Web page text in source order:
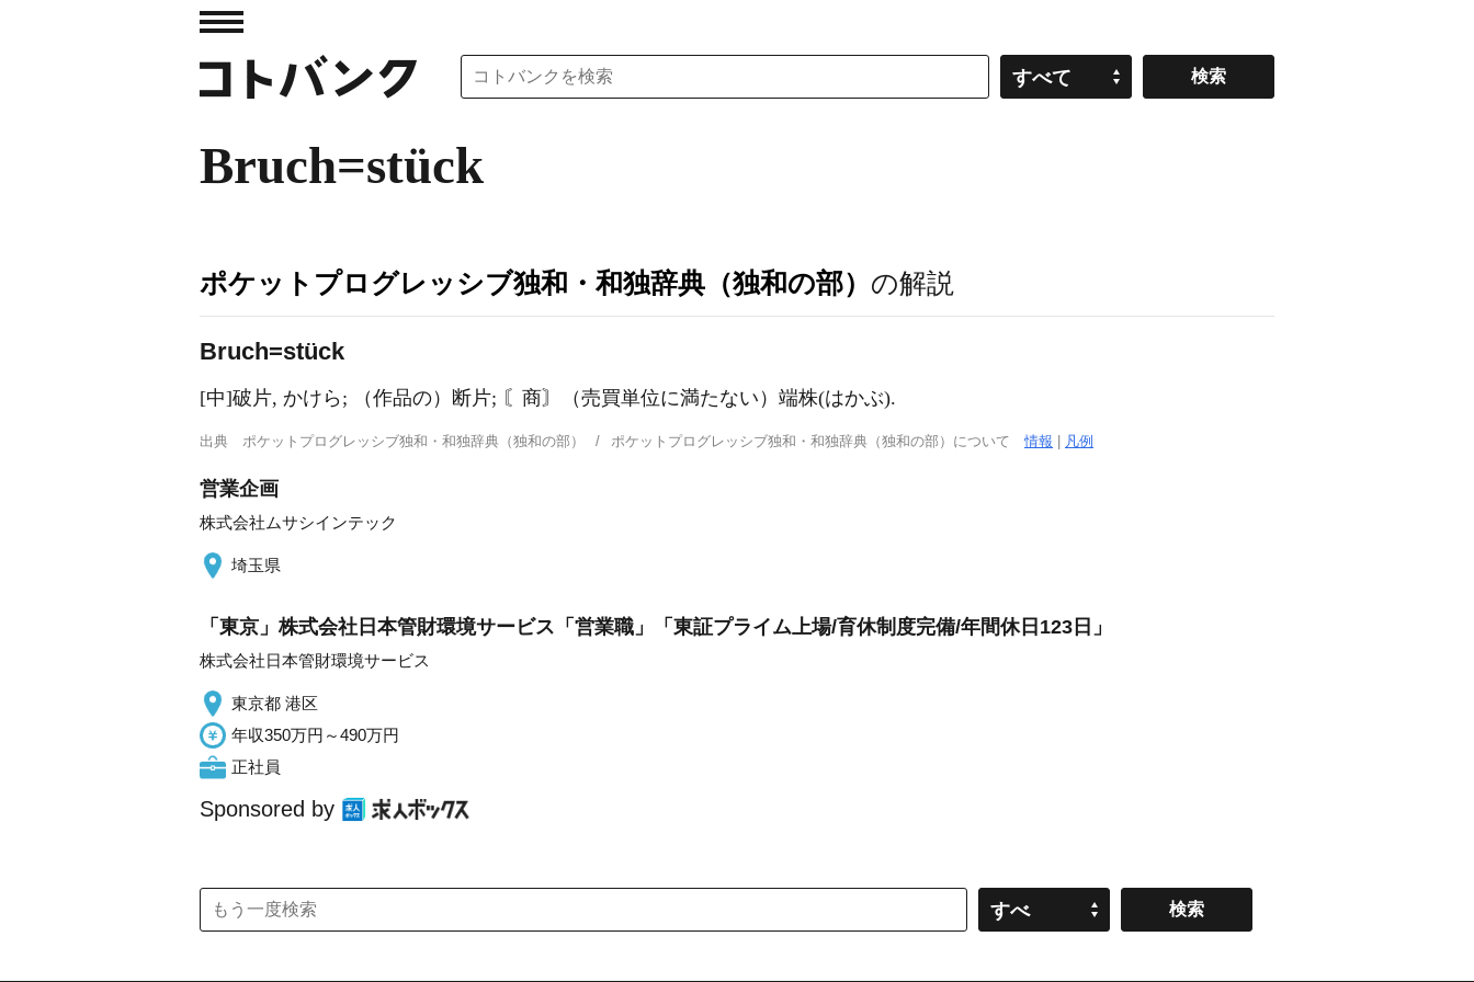
すべて
Bruch=stück
ポケットプログレッシブ独和・和独辞典（独和の部） の解説
Bruch=stück
[中]破片, かけら; （作品の）断片; 〘商〙（売買単位に満たない）端株(はかぶ).
出典 ポケットプログレッシブ独和・和独辞典（独和の部） ポケットプログレッシブ独和・和独辞典（独和の部）について情報 凡例
営業企画
株式会社ムサシインテック
埼玉県
「東京」株式会社日本管財環境サービス「営業職」「東証プライム上場/育休制度完備/年間休日123日」
株式会社日本管財環境サービス
東京都 港区
年収350万円～490万円
正社員
Sponsored by
すべ